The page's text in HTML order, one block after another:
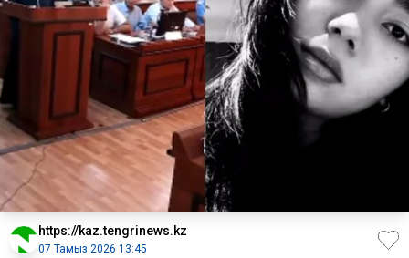
https://kaz.tengrinews.kz
07 Тамыз 2026 13:45